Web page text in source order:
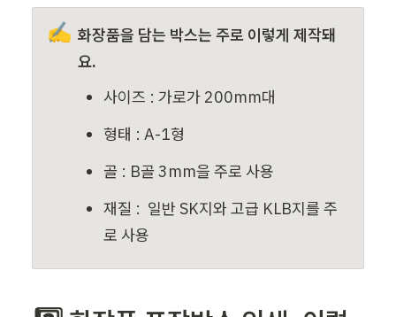
✍️ 화장품을 담는 박스는 주로 이렇게 제작돼
요.
사이즈 : 가로가 200mm대
형태 : A-1형
골 : B골 3mm을 주로 사용
재질 :  일반 SK지와 고급 KLB지를 주
로 사용